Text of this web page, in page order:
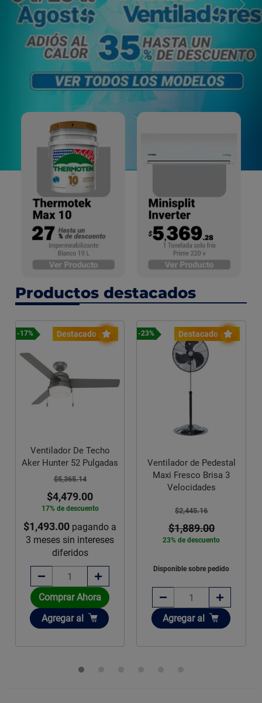
Productos destacados
Destacado
-17%
Ventilador De Techo
Aker Hunter 52 Pulgadas
$5,365.14
$4,479.00
17% de descuento
$1,493.00 pagando a
3 meses sin intereses
diferidos
Comprar Ahora
Añadir
Agregar al
Destacado
-23%
Ventilador de Pedestal
Maxi Fresco Brisa 3
Velocidades
$2,445.16
$1,889.00
23% de descuento
Disponible sobre pedido
Añadir
Agregar al